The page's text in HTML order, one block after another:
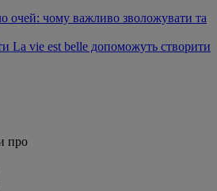
очей: чому важливо зволожувати та
La vie est belle допоможуть створити
про